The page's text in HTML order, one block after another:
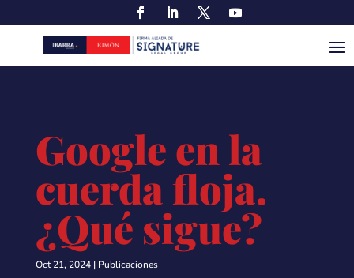
Google en la
cuerda floja.
¿Qué sigue?
Oct 21, 2024| Publicaciones